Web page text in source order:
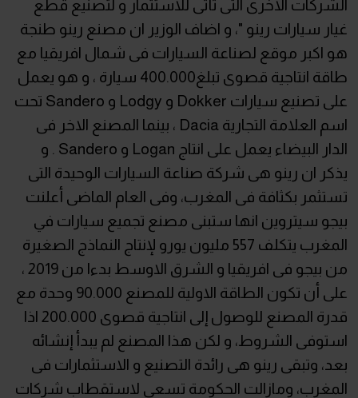
الشركات الاخرى التى تأتى للاستثمار و لتصنيع قطع
غيار سيارات رينو "، و اضاف الوزير ان مصنع رينو طنجة
هو اكبر موقع لصناعة السيارات فى شمال افريقيا مع
طاقة انتاجية قصوى تبلغ400.000 سيارة ، و هو يعمل
على تصنيع سيارات Dokker و Lodgy و Sandero تحت
اسم العلامة التجارية Dacia ، بينما المصنع الاخر فى
الدار البيضاء يعمل على انتاج Logan و Sandero . و
يذكر ان رينو هى شركة صناعة السيارات الوحيدة التى
تستثمر بكثافة فى المغرب، وفى العام الماضى أعلنت
بيجو سيتروين انها ستبنى مصنع تجميع سيارات في
المغرب يتكلف 557 مليون يورو لإنتاج النماذج الصغيرة
من بيجو فى افريقيا و الشرق الاوسط بدءا من 2019 ،
على أن تكون الطاقة الاولية للمصنع 90.000 وحدة مع
قدرة المصنع للوصول إلى انتاجية قصوى 200.000 اذا
استوفى الشروط، و لكن هذا المصنع لم يبدأ إنشائه
بعد، وتبقى رينو هى رائدة التصنيع و الاستثمارات فى
المغرب، ومازالت الحكومة تسعى لاستقطاب شركات